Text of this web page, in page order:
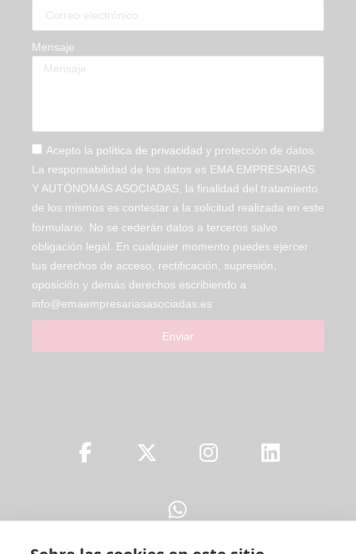
Mensaje
Acepto la política de privacidad y protección de datos.
La responsabilidad de los datos es EMA EMPRESARIAS
Y AUTÓNOMAS ASOCIADAS, la finalidad del tratamiento
de los mismos es contestar a la solicitud realizada en este
formulario. No se cederán datos a terceros salvo
obligación legal. En cualquier momento puedes ejercer
tus derechos de acceso, rectificación, supresión,
oposición y demás derechos escribiendo a
info@emaempresariasasociadas.es
Enviar